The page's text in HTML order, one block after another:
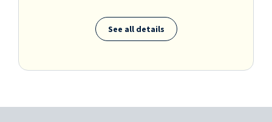
Viennoises D. 734 Op. 67,
et Ecossaises D 145 op. 18)
Jouer avec l'infini
See all details